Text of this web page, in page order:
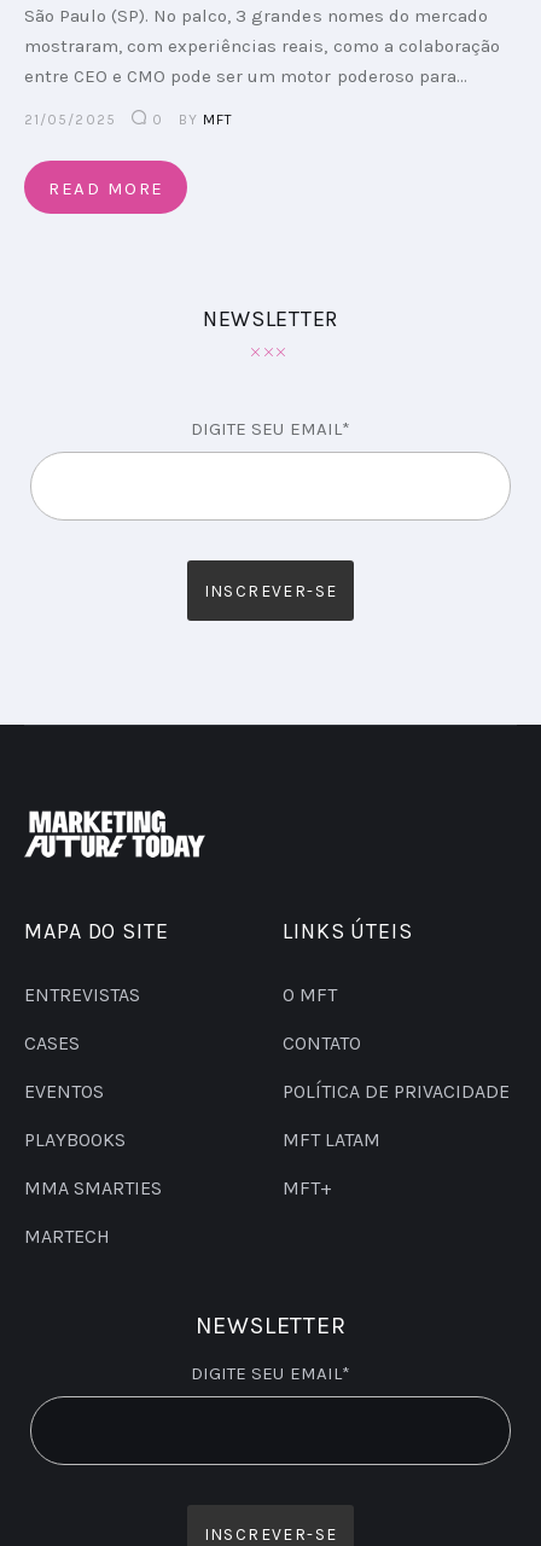
São Paulo (SP). No palco, 3 grandes nomes do mercado
mostraram, com experiências reais, como a colaboração
entre CEO e CMO pode ser um motor poderoso para…
21/05/2025 0 BY MFT
READ MORE
NEWSLETTER
DIGITE SEU EMAIL*
MAPA DO SITE
ENTREVISTAS
CASES
EVENTOS
PLAYBOOKS
MMA SMARTIES
MARTECH
LINKS ÚTEIS
O MFT
CONTATO
POLÍTICA DE PRIVACIDADE
MFT LATAM
MFT+
NEWSLETTER
DIGITE SEU EMAIL*